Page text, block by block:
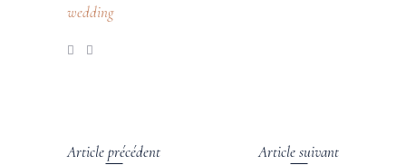
wedding
Article précédent Article suivant